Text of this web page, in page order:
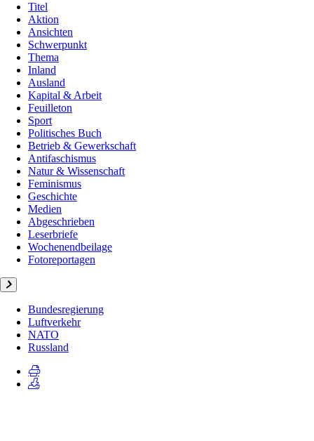
Titel
Aktion
Ansichten
Schwerpunkt
Thema
Inland
Ausland
Kapital & Arbeit
Feuilleton
Sport
Politisches Buch
Betrieb & Gewerkschaft
Antifaschismus
Natur & Wissenschaft
Feminismus
Geschichte
Medien
Abgeschrieben
Leserbriefe
Wochenendbeilage
Fotoreportagen
Bundesregierung
Luftverkehr
NATO
Russland